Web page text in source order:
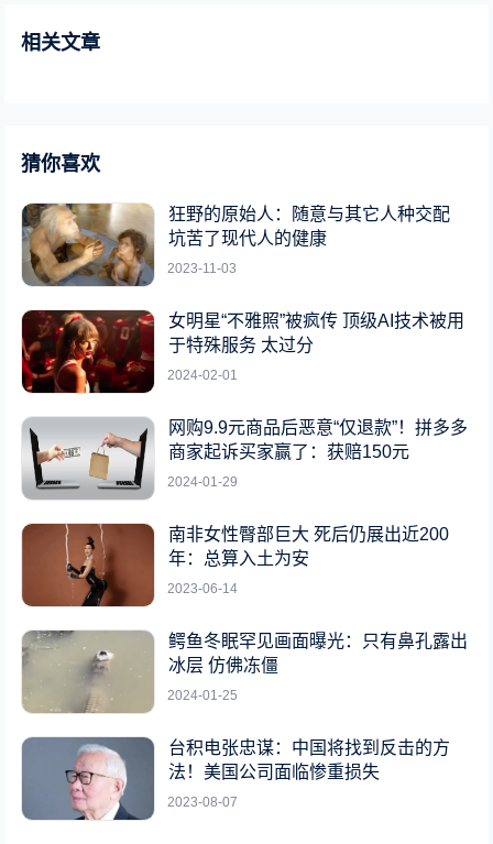
相关文章
猜你喜欢
狂野的原始人：随意与其它人种交配
坑苦了现代人的健康
2023-11-03
女明星“不雅照”被疯传 顶级AI技术被用
于特殊服务 太过分
2024-02-01
网购9.9元商品后恶意“仅退款”！拼多多
商家起诉买家赢了：获赔150元
2024-01-29
南非女性臀部巨大 死后仍展出近200
年：总算入土为安
2023-06-14
鳄鱼冬眠罕见画面曝光：只有鼻孔露出
冰层 仿佛冻僵
2024-01-25
台积电张忠谋：中国将找到反击的方
法！美国公司面临惨重损失
2023-08-07